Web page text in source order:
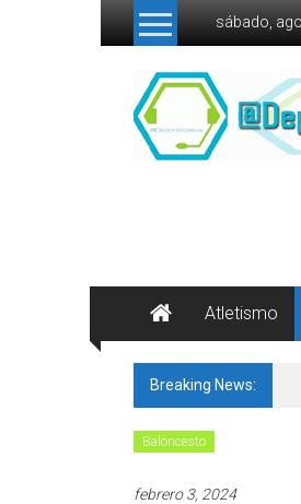
Skip to content
sábado,
Atletismo
Breaking News:
Baloncesto
febrero 3, 2024